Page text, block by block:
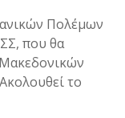
Πολέμων
ΣΣ, που θα
Μακεδονικών
το